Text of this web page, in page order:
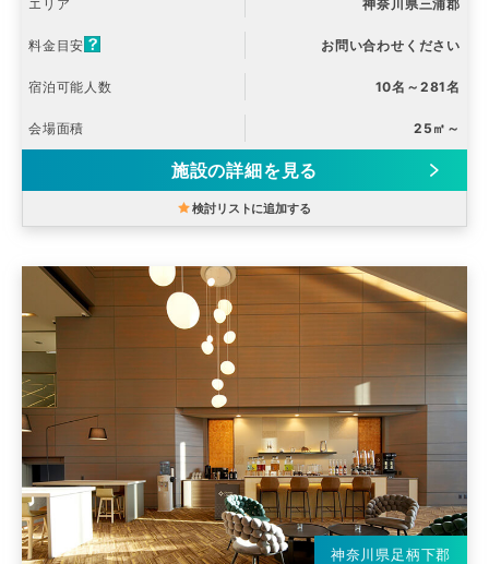
エリア 神奈川県三浦郡
料金目安 お問い合わせください
宿泊可能人数 10名～281名
会場面積 25㎡～
施設の詳細を見る
検討リストに追加する
神奈川県足柄下郡